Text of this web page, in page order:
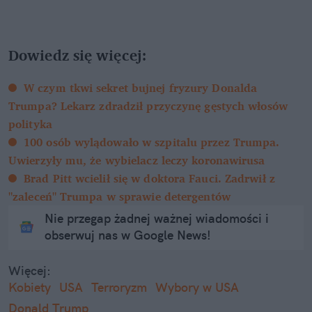
Dowiedz się więcej:
W czym tkwi sekret bujnej fryzury Donalda
Trumpa? Lekarz zdradził przyczynę gęstych włosów
polityka
100 osób wylądowało w szpitalu przez Trumpa.
Uwierzyły mu, że wybielacz leczy koronawirusa
Brad Pitt wcielił się w doktora Fauci. Zadrwił z
"zaleceń" Trumpa w sprawie detergentów
Nie przegap żadnej ważnej wiadomości i
obserwuj nas w Google News!
Więcej:
Kobiety USA Terroryzm Wybory w USA
Donald Trump